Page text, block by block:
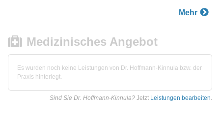
Mehr
Medizinisches Angebot
Es wurden noch keine Leistungen von Dr. Hoffmann-Kinnula bzw. der
Praxis hinterlegt.
Sind Sie Dr. Hoffmann-Kinnula? Jetzt Leistungen bearbeiten